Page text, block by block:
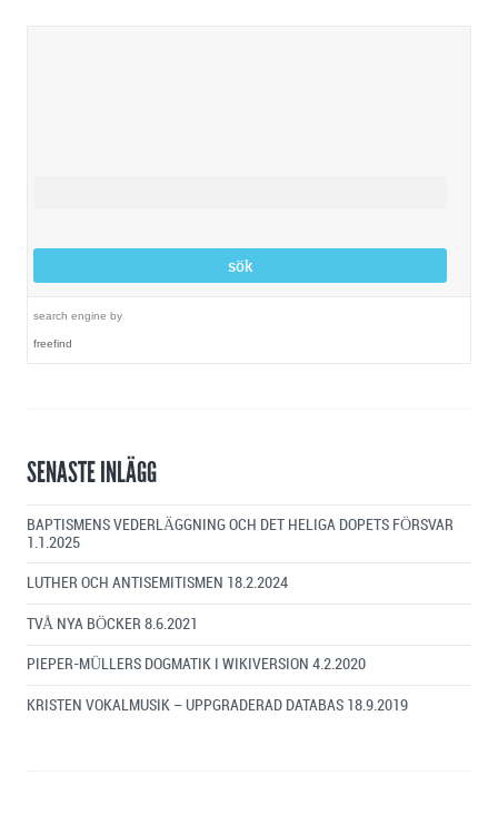
search engine by
freefind
SENASTE INLÄGG
BAPTISMENS VEDERLÄGGNING OCH DET HELIGA DOPETS FÖRSVAR
1.1.2025
LUTHER OCH ANTISEMITISMEN 18.2.2024
TVÅ NYA BÖCKER 8.6.2021
PIEPER-MÜLLERS DOGMATIK I WIKIVERSION 4.2.2020
KRISTEN VOKALMUSIK – UPPGRADERAD DATABAS 18.9.2019